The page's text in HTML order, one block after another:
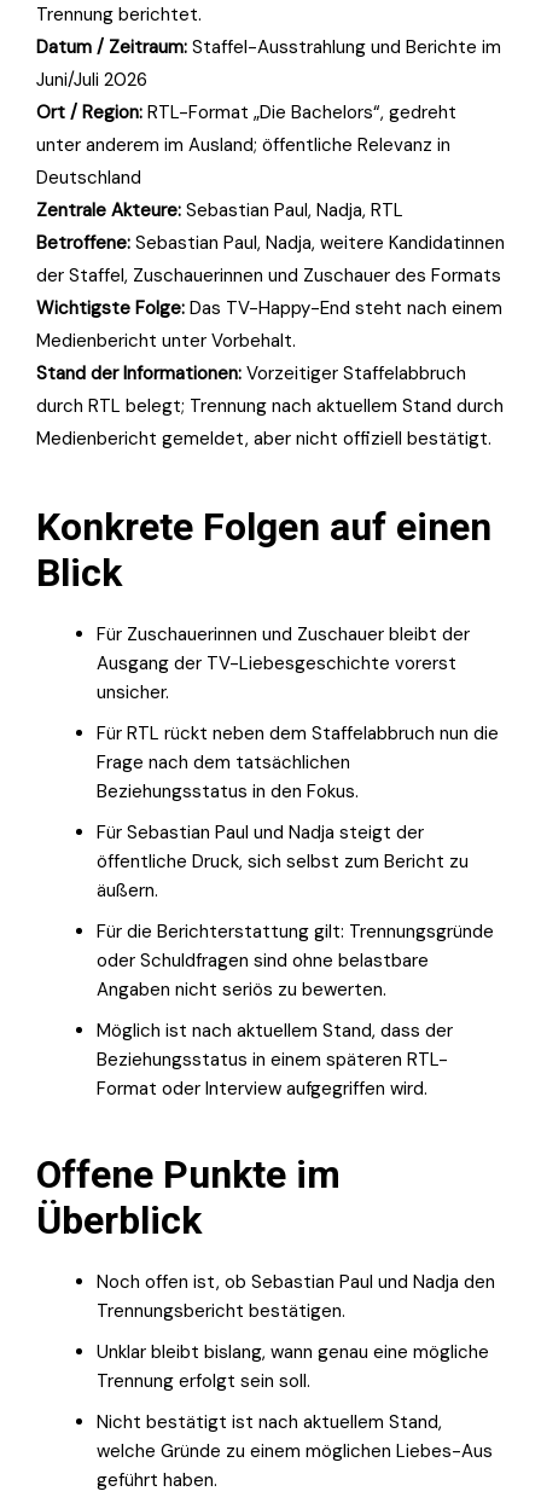
Trennung berichtet.
Datum / Zeitraum: Staffel-Ausstrahlung und Berichte im
Juni/Juli 2026
Ort / Region: RTL-Format „Die Bachelors“, gedreht
unter anderem im Ausland; öffentliche Relevanz in
Deutschland
Zentrale Akteure: Sebastian Paul, Nadja, RTL
Betroffene: Sebastian Paul, Nadja, weitere Kandidatinnen
der Staffel, Zuschauerinnen und Zuschauer des Formats
Wichtigste Folge: Das TV-Happy-End steht nach einem
Medienbericht unter Vorbehalt.
Stand der Informationen: Vorzeitiger Staffelabbruch
durch RTL belegt; Trennung nach aktuellem Stand durch
Medienbericht gemeldet, aber nicht offiziell bestätigt.
Konkrete Folgen auf einen
Blick
Für Zuschauerinnen und Zuschauer bleibt der
Ausgang der TV-Liebesgeschichte vorerst
unsicher.
Für RTL rückt neben dem Staffelabbruch nun die
Frage nach dem tatsächlichen
Beziehungsstatus in den Fokus.
Für Sebastian Paul und Nadja steigt der
öffentliche Druck, sich selbst zum Bericht zu
äußern.
Für die Berichterstattung gilt: Trennungsgründe
oder Schuldfragen sind ohne belastbare
Angaben nicht seriös zu bewerten.
Möglich ist nach aktuellem Stand, dass der
Beziehungsstatus in einem späteren RTL-
Format oder Interview aufgegriffen wird.
Offene Punkte im
Überblick
Noch offen ist, ob Sebastian Paul und Nadja den
Trennungsbericht bestätigen.
Unklar bleibt bislang, wann genau eine mögliche
Trennung erfolgt sein soll.
Nicht bestätigt ist nach aktuellem Stand,
welche Gründe zu einem möglichen Liebes-Aus
geführt haben.